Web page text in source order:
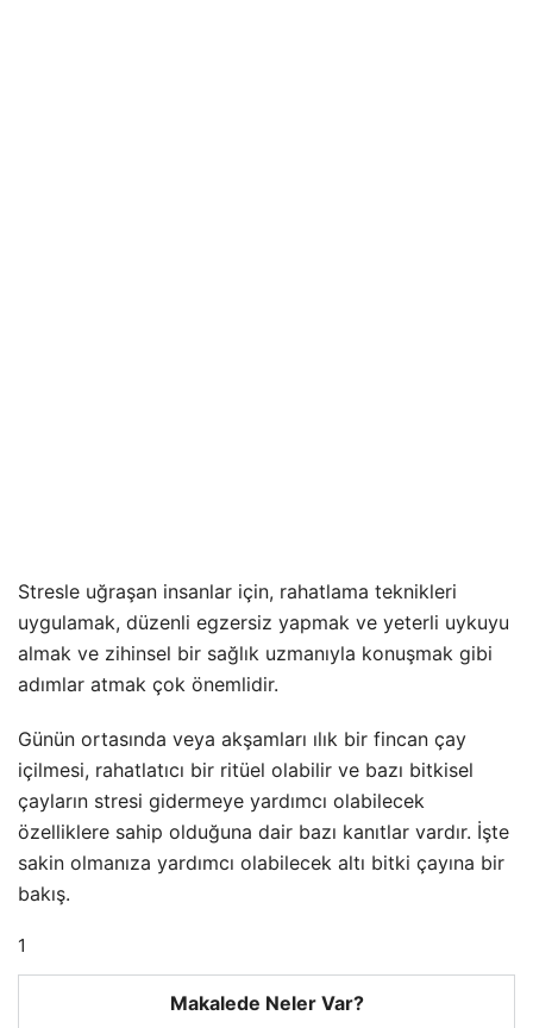
Stresle uğraşan insanlar için, rahatlama teknikleri
uygulamak, düzenli egzersiz yapmak ve yeterli uykuyu
almak ve zihinsel bir sağlık uzmanıyla konuşmak gibi
adımlar atmak çok önemlidir.
Günün ortasında veya akşamları ılık bir fincan çay
içilmesi, rahatlatıcı bir ritüel olabilir ve bazı bitkisel
çayların stresi gidermeye yardımcı olabilecek
özelliklere sahip olduğuna dair bazı kanıtlar vardır. İşte
sakin olmanıza yardımcı olabilecek altı bitki çayına bir
bakış.
1
Makalede Neler Var?